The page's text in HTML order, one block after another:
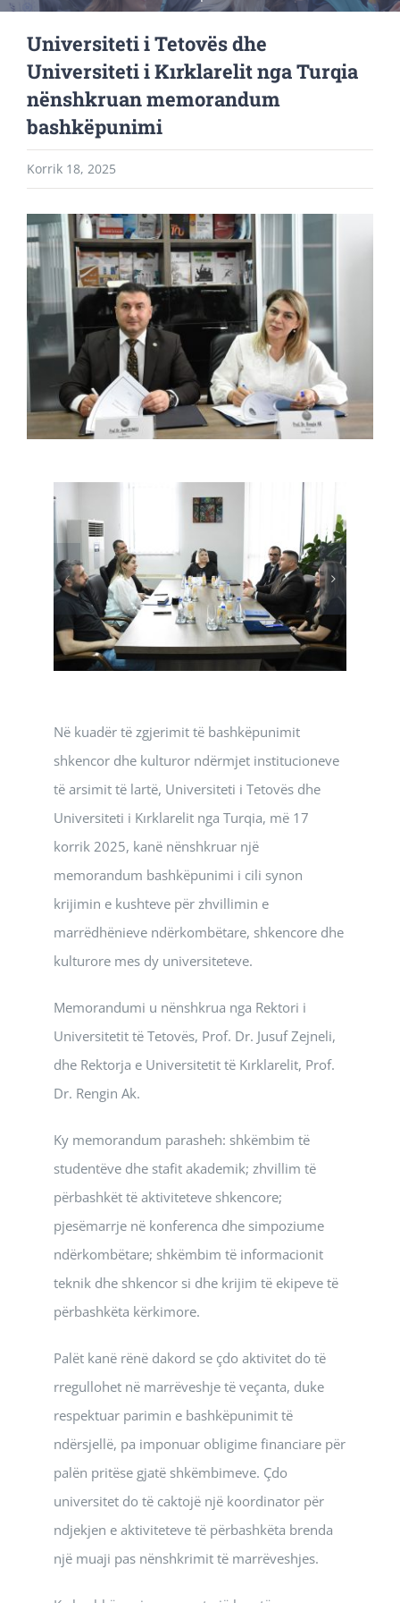
Universiteti i Tetovës dhe
Universiteti i Kırklarelit nga Turqia
nënshkruan memorandum
bashkëpunimi
Korrik 18, 2025
View
Larger
Në kuadër të zgjerimit të bashkëpunimit
shkencor dhe kulturor ndërmjet institucioneve
të arsimit të lartë, Universiteti i Tetovës dhe
Universiteti i Kırklarelit nga Turqia, më 17
korrik 2025, kanë nënshkruar një
memorandum bashkëpunimi i cili synon
krijimin e kushteve për zhvillimin e
marrëdhënieve ndërkombëtare, shkencore dhe
kulturore mes dy universiteteve.
Memorandumi u nënshkrua nga Rektori i
Universitetit të Tetovës, Prof. Dr. Jusuf Zejneli,
dhe Rektorja e Universitetit të Kırklarelit, Prof.
Dr. Rengin Ak.
Ky memorandum parasheh: shkëmbim të
studentëve dhe stafit akademik; zhvillim të
përbashkët të aktiviteteve shkencore;
pjesëmarrje në konferenca dhe simpoziume
ndërkombëtare; shkëmbim të informacionit
teknik dhe shkencor si dhe krijim të ekipeve të
përbashkëta kërkimore.
Palët kanë rënë dakord se çdo aktivitet do të
rregullohet në marrëveshje të veçanta, duke
respektuar parimin e bashkëpunimit të
ndërsjellë, pa imponuar obligime financiare për
palën pritëse gjatë shkëmbimeve. Çdo
universitet do të caktojë një koordinator për
ndjekjen e aktiviteteve të përbashkëta brenda
një muaji pas nënshkrimit të marrëveshjes.